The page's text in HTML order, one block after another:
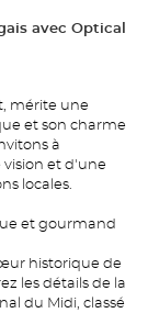
avec Optical
mérite une
et son charme
à
vision et d'une
locales.
et gourmand
historique de
les détails de la
du Midi, classé